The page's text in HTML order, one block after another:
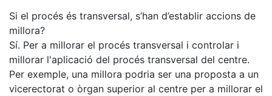
Si el procés és transversal, s’han d’establir accions de
millora?
Sí. Per a millorar el procés transversal i controlar i
millorar l'aplicació del procés transversal del centre.
Per exemple, una millora podria ser una proposta a un
vicerectorat o òrgan superior al centre per a millorar el